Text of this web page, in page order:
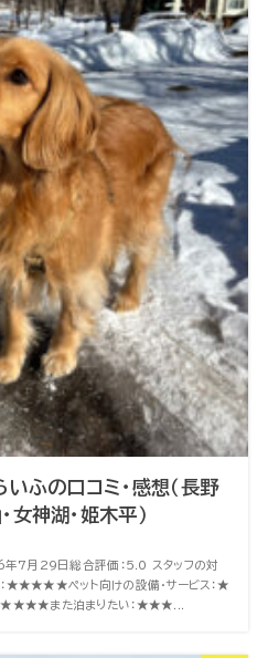
ふの口コミ・感想（長野
女神湖・姫木平）
7月29日総合評価：5.0 スタッフの対
★★★★★ペット向けの設備・サービス：★
また泊まりたい：★★★...